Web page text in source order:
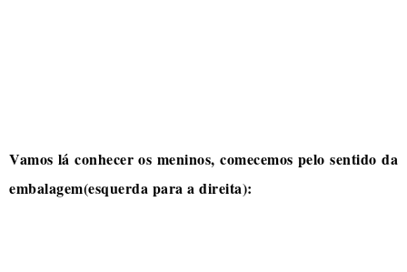
Vamos lá conhecer os meninos, comecemos pelo sentido da
embalagem(esquerda para a direita):